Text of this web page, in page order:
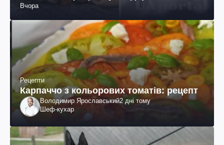
Вчора
Рецепти
Карпаччо з кольорових томатів: рецепт
Володимир Ярославський2 дні тому
Шеф-кухар